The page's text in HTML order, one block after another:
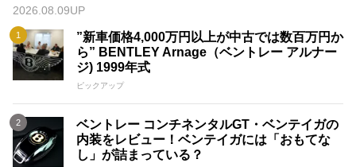
2026.08.09UP
”新車価格4,000万円以上が中古では数百万円か
ら” BENTLEY Arnage（ベントレー アルナー
ジ) 1999年式
ピックアップ
ベントレー コンチネンタルGT・ベンテイガの
内装をレビュー！ベンテイガには「おもてな
し」が詰まっている？